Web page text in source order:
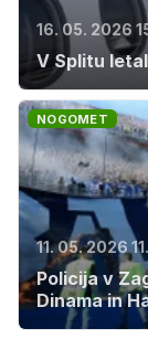
16. 05. 2026
V Splitu
NOGOMET
11. 05. 2026
Policija v
Dinama in